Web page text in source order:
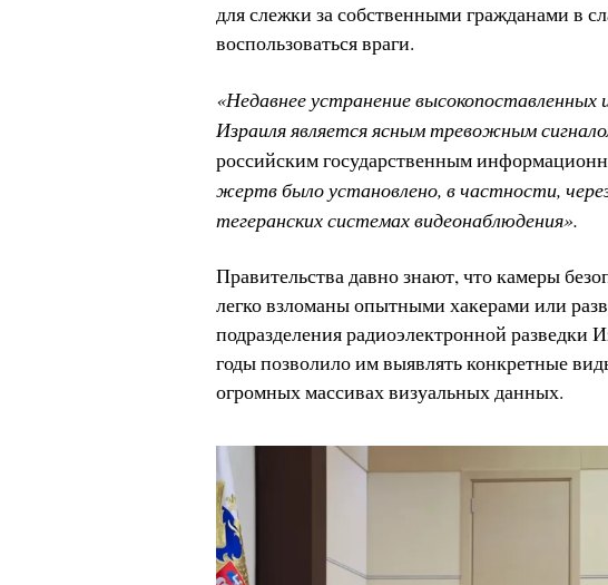
для слежки за собственными гражданами в
воспользоваться враги.
«Недавнее устранение
Израиля является ясным тревожным
российским государственным
жертв было установлено, в частности,
тегеранских системах видеонаблюдения».
Правительства давно знают, что камеры
легко взломаны опытными хакерами или
подразделения радиоэлектронной разведки
годы позволило им выявлять конкретные
огромных массивах визуальных данных.